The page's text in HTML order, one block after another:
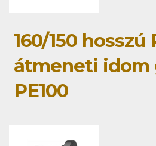
160/150 hosszú
átmeneti idom
PE100